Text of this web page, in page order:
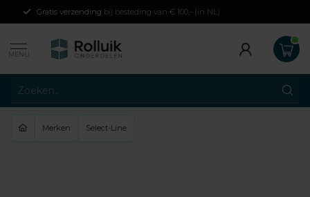
Gratis verzending bij besteding van € 100,- (in NL)
MENU
Merken Select-Line